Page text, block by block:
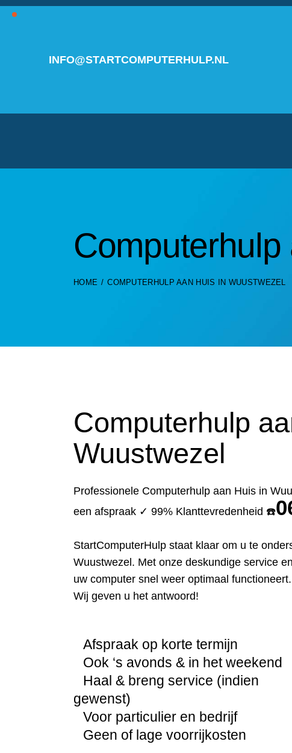
INFO@STARTCOMPUTERHULP.NL
HOME COMPUTERHULP AAN HUIS IN WUUSTWEZEL
Computerhulp
Wuustwezel
Professionele Computerhulp aan Huis in
een afspraak ✓ 99% Klanttevredenheid ☎️
StartComputerHulp staat klaar om u te
Wuustwezel. Met onze deskundige service
uw computer snel weer optimaal functioneert.
Wij geven u het antwoord!
Afspraak op korte termijn
Ook ‘s avonds & in het weekend
Haal & breng service (indien
gewenst)
Voor particulier en bedrijf
Geen of lage voorrijkosten